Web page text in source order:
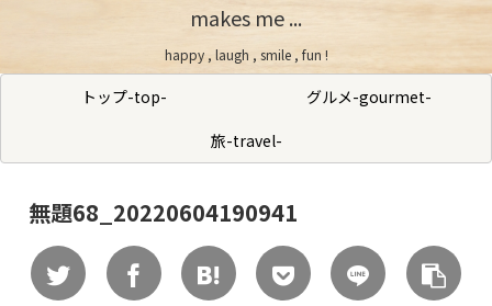
makes me ...
happy , laugh , smile , fun !
トップ-top-
グルメ-gourmet-
旅-travel-
無題68_20220604190941